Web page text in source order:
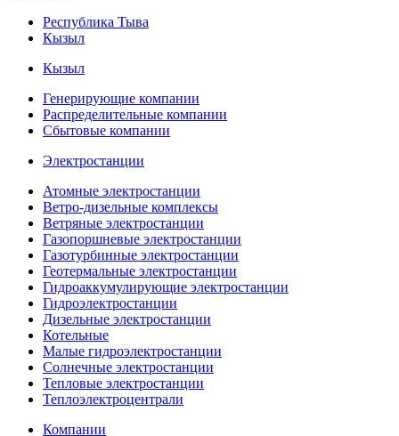
Республика Тыва
Кызыл
Кызыл
Генерирующие компании
Распределительные компании
Сбытовые компании
Электростанции
Атомные электростанции
Ветро-дизельные комплексы
Ветряные электростанции
Газопоршневые электростанции
Газотурбинные электростанции
Геотермальные электростанции
Гидроаккумулирующие электростанции
Гидроэлектростанции
Дизельные электростанции
Котельные
Малые гидроэлектростанции
Солнечные электростанции
Тепловые электростанции
Теплоэлектроцентрали
Компании